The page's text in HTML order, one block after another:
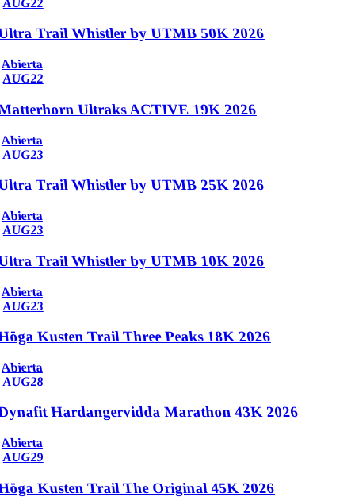
Trail Whistler by UTMB 50K 2026
Abierta
AUG22
Ultraks ACTIVE 19K 2026
Abierta
AUG23
Trail Whistler by UTMB 25K 2026
Abierta
AUG23
Trail Whistler by UTMB 10K 2026
Abierta
AUG23
Kusten Trail Three Peaks 18K 2026
Abierta
AUG28
Hardangervidda Marathon 43K 2026
Abierta
AUG29
Kusten Trail The Original 45K 2026